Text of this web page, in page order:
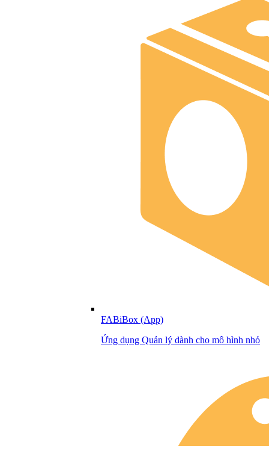
FABiBox (App)
Ứng dụng Quản lý dành cho mô hình nhỏ